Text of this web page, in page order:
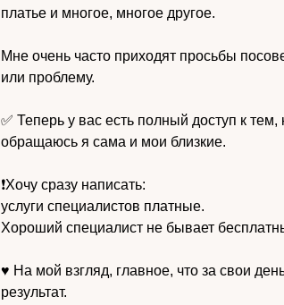
платье и многое, многое другое.
Мне очень часто приходят просьбы
или проблему.
✅ Теперь у вас есть полный доступ к
обращаюсь я сама и мои близкие.
❗️Хочу сразу написать:
услуги специалистов платные.
Хороший специалист не бывает
♥️ На мой взгляд, главное, что за свои
результат.